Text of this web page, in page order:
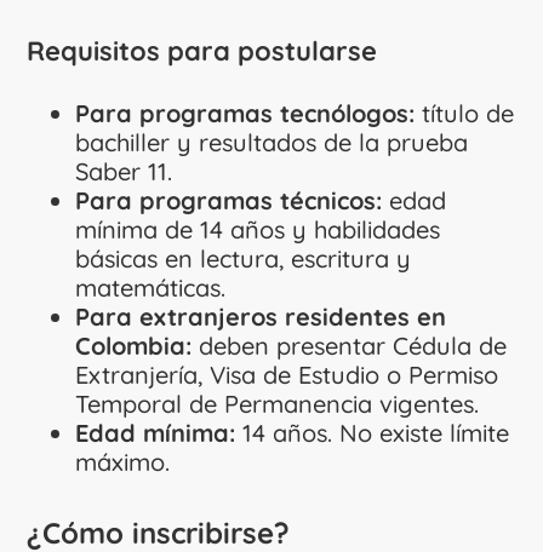
Requisitos para postularse
Para programas tecnólogos: título de
bachiller y resultados de la prueba
Saber 11.
Para programas técnicos: edad
mínima de 14 años y habilidades
básicas en lectura, escritura y
matemáticas.
Para extranjeros residentes en
Colombia: deben presentar Cédula de
Extranjería, Visa de Estudio o Permiso
Temporal de Permanencia vigentes.
Edad mínima: 14 años. No existe límite
máximo.
¿Cómo inscribirse?